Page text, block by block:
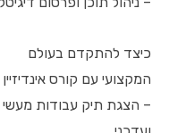
כיצד להתקדם בעולם
המקצועי עם קורס אינדיזיין
– הצגת תיק עבודות מעשי